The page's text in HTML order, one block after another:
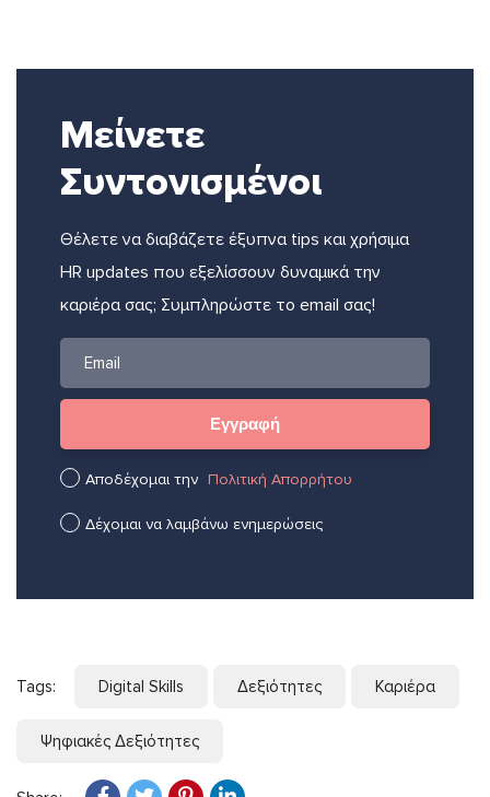
Μείνετε
Συντονισμένοι
Θέλετε να διαβάζετε έξυπνα tips και χρήσιμα
HR updates που εξελίσσουν δυναμικά την
καριέρα σας; Συμπληρώστε το email σας!
Αποδέχομαι την Πολιτική Απορρήτου
Δέχομαι να λαμβάνω ενημερώσεις
Tags: Digital Skills Δεξιότητες Καριέρα
Ψηφιακές Δεξιότητες